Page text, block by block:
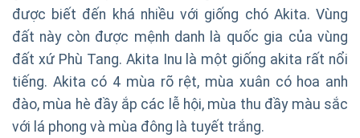
được biết đến khá nhiều với giống chó Akita. Vùng
đất này còn được mệnh danh là quốc gia của vùng
đất xứ Phù Tang. Akita Inu là một giống akita rất nổi
tiếng. Akita có 4 mùa rõ rệt, mùa xuân có hoa anh
đào, mùa hè đầy ắp các lễ hội, mùa thu đầy màu sắc
với lá phong và mùa đông là tuyết trắng.